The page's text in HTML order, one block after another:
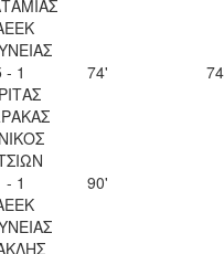
- 1
74'
- 1
90'